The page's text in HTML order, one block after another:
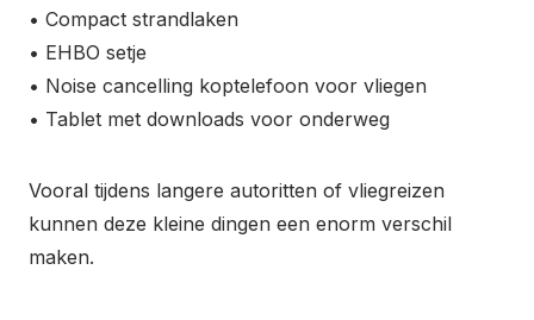
• Compact strandlaken
• EHBO setje
• Noise cancelling koptelefoon voor vliegen
• Tablet met downloads voor onderweg
Vooral tijdens langere autoritten of vliegreizen
kunnen deze kleine dingen een enorm verschil
maken.